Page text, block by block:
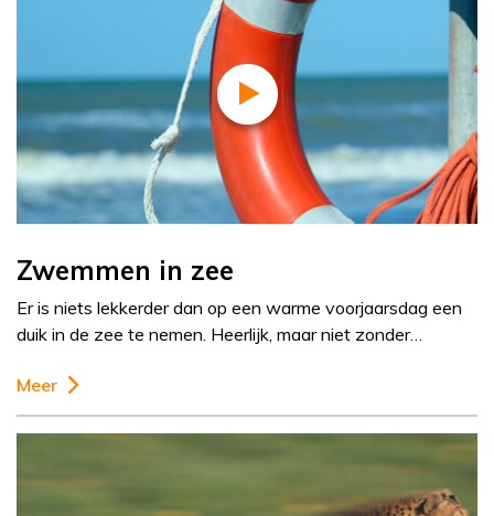
Zwemmen in zee
Er is niets lekkerder dan op een warme voorjaarsdag een
duik in de zee te nemen. Heerlijk, maar niet zonder…
Meer